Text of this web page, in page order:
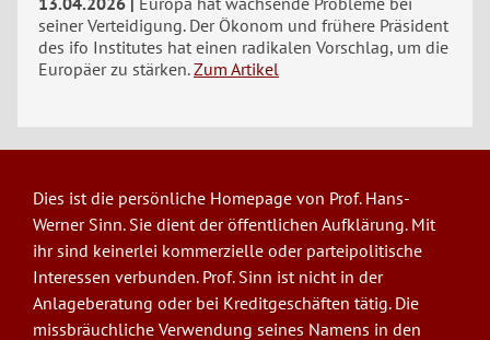
seiner Verteidigung. Der Ökonom und frühere Präsident
des ifo Institutes hat einen radikalen Vorschlag, um die
Europäer zu stärken. Zum Artikel
Dies ist die persönliche Homepage von Prof. Hans-
Werner Sinn. Sie dient der öffentlichen Aufklärung. Mit
ihr sind keinerlei kommerzielle oder parteipolitische
Interessen verbunden. Prof. Sinn ist nicht in der
Anlageberatung oder bei Kreditgeschäften tätig. Die
missbräuchliche Verwendung seines Namens in den